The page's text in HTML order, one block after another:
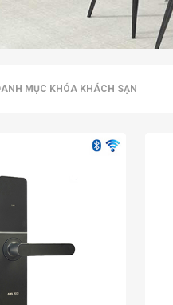
MỤC KHÓA KHÁCH SẠN
hoàn toàn có thể chuyển
lựa chọn là:
Wifi, mobile,
xa qua internet rất dễ dàng.
mã số ảo và kiểm tra